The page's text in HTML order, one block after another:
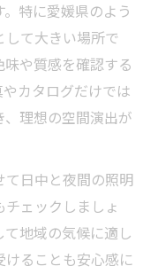
特に愛媛県のよう
て大きい場所で
や質感を確認する
カタログだけでは
理想の空間演出が
日中と夜間の照明
ェックしましょ
地域の気候に適し
ることも安心感に